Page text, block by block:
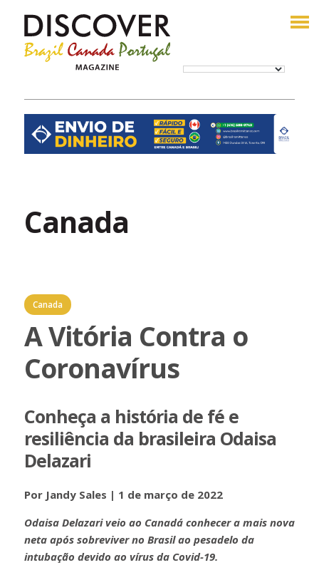
Canada
Canada
A Vitória Contra o
Coronavírus
Conheça a história de fé e
resiliência da brasileira Odaisa
Delazari
Por Jandy Sales | 1 de março de 2022
Odaisa Delazari veio ao Canadá conhecer a mais nova
neta após sobreviver no Brasil ao pesadelo da
intubação devido ao vírus da Covid-19.